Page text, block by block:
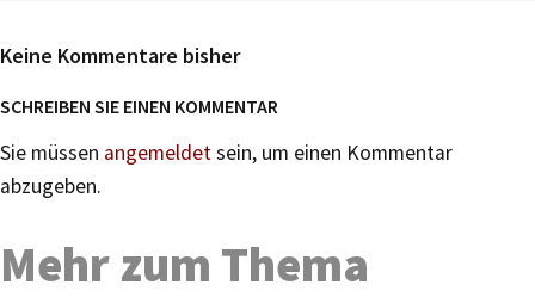
Keine Kommentare bisher
SCHREIBEN SIE EINEN KOMMENTAR
Sie müssen angemeldetsein, um einen Kommentar
abzugeben.
Mehr zum Thema